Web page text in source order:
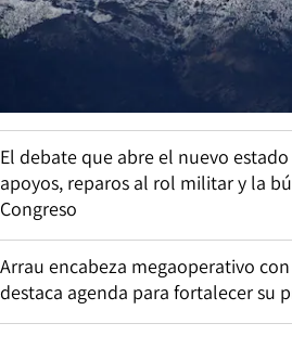
El debate que abre el nuevo
apoyos, reparos al rol militar y la
Congreso
Arrau encabeza megaoperativo
destaca agenda para fortalecer su